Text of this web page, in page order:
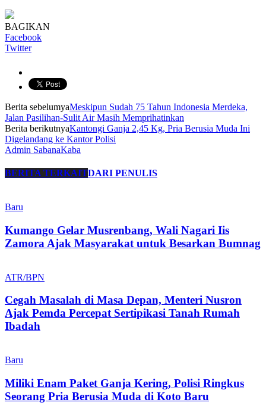
BAGIKAN
Facebook
Twitter
Berita sebelumyaMeskipun Sudah 75 Tahun Indonesia Merdeka,
Jalan Pasilihan-Sulit Air Masih Memprihatinkan
Berita berikutnyaKantongi Ganja 2,45 Kg, Pria Berusia Muda Ini
Digelandang ke Kantor Polisi
Admin SabanaKaba
BERITA TERKAITDARI PENULIS
Baru
Kumango Gelar Musrenbang, Wali Nagari Iis
Zamora Ajak Masyarakat untuk Besarkan Bumnag
ATR/BPN
Cegah Masalah di Masa Depan, Menteri Nusron
Ajak Pemda Percepat Sertipikasi Tanah Rumah
Ibadah
Baru
Miliki Enam Paket Ganja Kering, Polisi Ringkus
Seorang Pria Berusia Muda di Koto Baru